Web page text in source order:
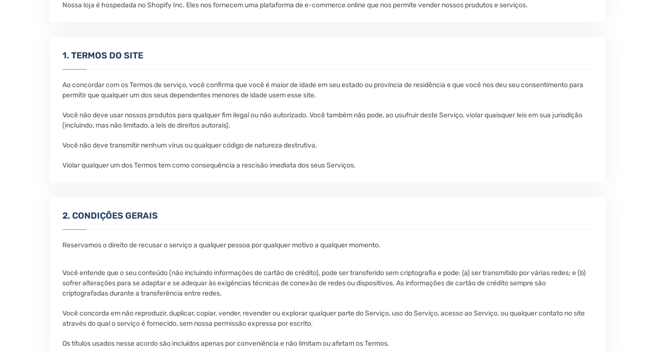
Nossa loja é hospedada no Shopify Inc. Eles nos fornecem uma plataforma de e-commerce online que nos permite vender nossos produtos e serviços.
1. TERMOS DO SITE
Ao concordar com os Termos de serviço, você confirma que você é maior de idade em seu estado ou província de residência e que você nos deu seu consentimento para
permitir que qualquer um dos seus dependentes menores de idade usem esse site.
Você não deve usar nossos produtos para qualquer fim ilegal ou não autorizado. Você também não pode, ao usufruir deste Serviço, violar quaisquer leis em sua jurisdição
(incluindo, mas não limitado, a leis de direitos autorais).
Você não deve transmitir nenhum vírus ou qualquer código de natureza destrutiva.
Violar qualquer um dos Termos tem como consequência a rescisão imediata dos seus Serviços.
2. CONDIÇÕES GERAIS
Reservamos o direito de recusar o serviço a qualquer pessoa por qualquer motivo a qualquer momento.
Você entende que o seu conteúdo (não incluindo informações de cartão de crédito), pode ser transferido sem criptografia e pode: (a) ser transmitido por várias redes; e (b)
sofrer alterações para se adaptar e se adequar às exigências técnicas de conexão de redes ou dispositivos. As informações de cartão de crédito sempre são
criptografadas durante a transferência entre redes.
Você concorda em não reproduzir, duplicar, copiar, vender, revender ou explorar qualquer parte do Serviço, uso do Serviço, acesso ao Serviço, ou qualquer contato no site
através do qual o serviço é fornecido, sem nossa permissão expressa por escrito.
Os títulos usados nesse acordo são incluídos apenas por conveniência e não limitam ou afetam os Termos.